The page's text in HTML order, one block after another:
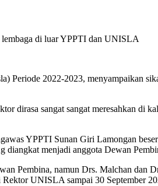
lembaga di luar YPPTI dan UNISLA
2022-2023, menyampaikan
dirasa sangat sangat meresahkan di
YPPTI Sunan Giri Lamongan
menjadi anggota Dewan
Pembina, namun Drs. Malchan dan
UNISLA sampai 30 September